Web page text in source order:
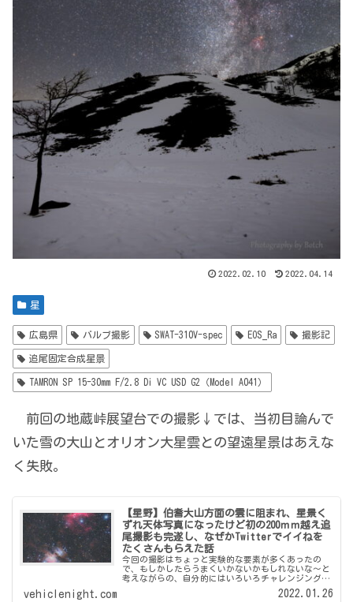
2022.02.10 2022.04.14
星
広島県 バルブ撮影 SWAT-310V-spec EOS_Ra 撮影記
追尾固定合成星景
TAMRON SP 15-30mm F/2.8 Di VC USD G2（Model A041）
前回の地蔵峠展望台での撮影↓では、当初目論んで
いた雪の大山とオリオン大星雲との望遠星景はあえな
く失敗。
【星野】伯耆大山方面の雲に阻まれ、星景く
ずれ天体写真になったけど初の200ｍｍ越え追
尾撮影も完遂し、なぜかTwitterでイイねを
たくさんもらえた話
今回の撮影はちょっと実験的な要素が多くあったの
で、もしかしたらうまくいかないかもしれないな～と
考えながらの、自分的にはいろいろチャレンジングな
撮影でした。 そんな予測通り？お天気に阻まれ思っ
たような結果にはならなかったのですが、とりあえず
vehiclenight.com 2022.01.26